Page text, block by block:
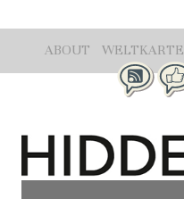
ABOUT WELTKARTE